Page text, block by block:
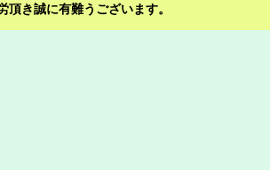
き誠に有難うございます。